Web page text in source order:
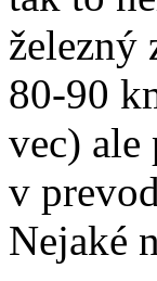
železný
80-90
vec)
v
Nejaké